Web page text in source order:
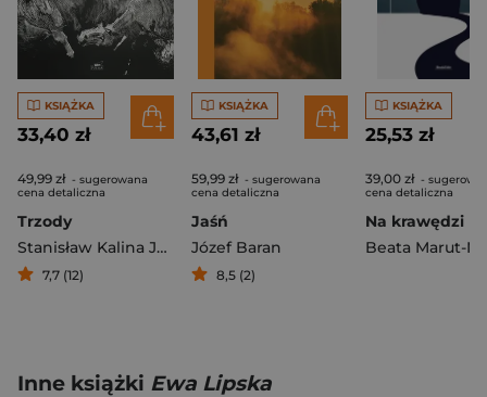
KSIĄŻKA
33,40 zł
49,99 zł - sugerowana
cena detaliczna
Trzody
Stanisław Kalina Jaglarz
7,7 (12)
KSIĄŻKA
43,61 zł
59,99 zł - sugerowana
cena detaliczna
Jaśń
Józef Baran
8,5 (2)
KSIĄŻKA
25,53 zł
39,00 zł -
cena detaliczna
Na krawędzi
Inne książki Ewa Lipska